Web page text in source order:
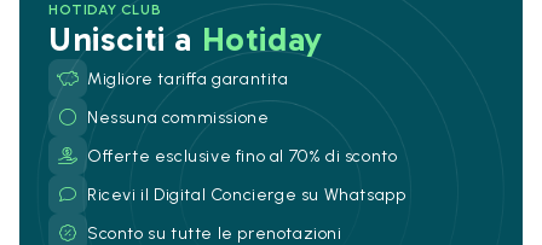
HOTIDAY CLUB
Unisciti a Hotiday
Migliore tariffa garantita
Nessuna commissione
Offerte esclusive fino al 70% di sconto
Ricevi il Digital Concierge su Whatsapp
Sconto su tutte le prenotazioni